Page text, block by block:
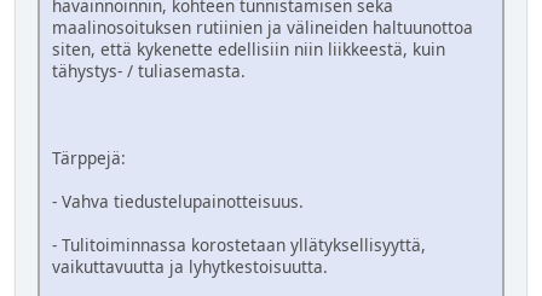
havainnoinnin, kohteen tunnistamisen sekä
maalinosoituksen rutiinien ja välineiden haltuunottoa
siten, että kykenette edellisiin niin liikkeestä, kuin
tähystys- / tuliasemasta.
Tärppejä:
- Vahva tiedustelupainotteisuus.
- Tulitoiminnassa korostetaan yllätyksellisyyttä,
vaikuttavuutta ja lyhytkestoisuutta.